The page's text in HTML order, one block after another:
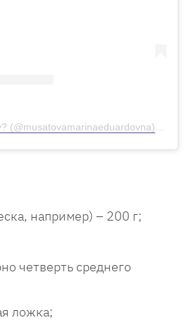
например) – 200 г;
четверть среднего
ложка;